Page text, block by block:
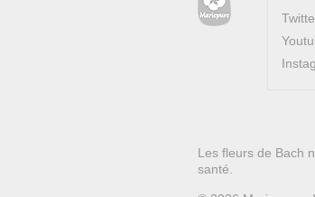
Les fleurs de Bach
santé.